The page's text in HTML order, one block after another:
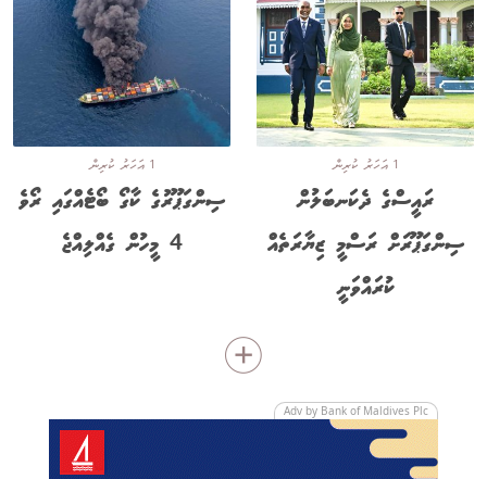
1 އަހަރު ކުރިން
ރައީސްގެ ދެކަނބަލުން
ސިންގަޕޫރަށް ރަސްމީ ޒިޔާރަތެއް
ކުރައްވަނީ
1 އަހަރު ކުރިން
ސިންގަޕޫރުގެ ކާގޯ ބޯޓެއްގައި ރޯވެ
4 މީހުން ގެއްލިއްޖެ
Adv by Bank of Maldives Plc